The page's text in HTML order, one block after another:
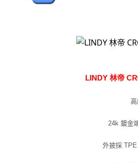
LINDY 林帝
24k 鍍金
外披採